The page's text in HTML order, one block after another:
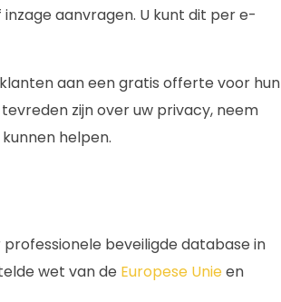
aanvragen. U kunt dit per e-
aan een gratis offerte voor hun
zijn over uw privacy, neem
helpen.
beveiligde database in
wet van de Europese Unieen